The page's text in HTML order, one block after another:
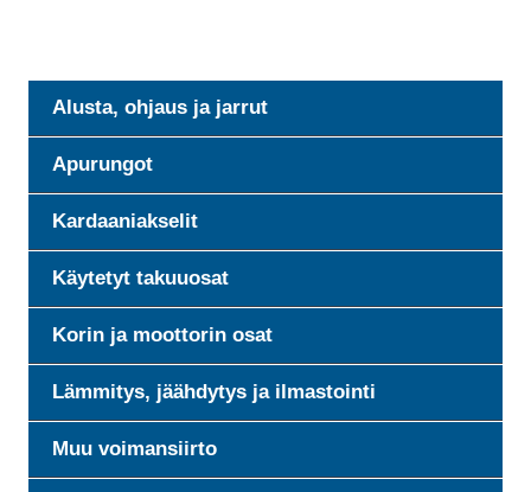
Alusta, ohjaus ja jarrut
Apurungot
Kardaaniakselit
Käytetyt takuuosat
Korin ja moottorin osat
Lämmitys, jäähdytys ja ilmastointi
Muu voimansiirto